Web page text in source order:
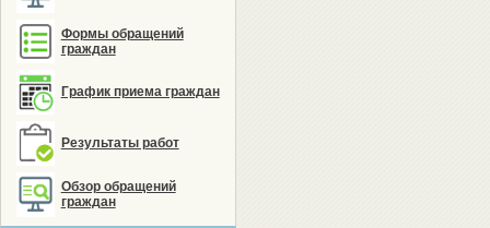
Формы обращений
граждан
График приема граждан
Результаты работ
Обзор обращений
граждан